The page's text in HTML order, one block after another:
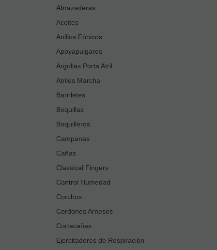
Abrazaderas
Aceites
Anillos Fónicos
Apoyapulgares
Argollas Porta Atril
Atriles Marcha
Barriletes
Boquillas
Boquilleros
Campanas
Cañas
Classical Fingers
Control Humedad
Corchos
Cordones Arneses
Cortacañas
Ejercitadores de Respiración